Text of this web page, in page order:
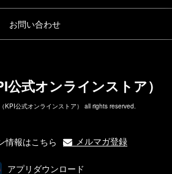
お問い合わせ
式オンラインストア）
KPI公式オンラインストア） all rights reserved.
情報はこちら メルマガ登録
アプリダウンロード